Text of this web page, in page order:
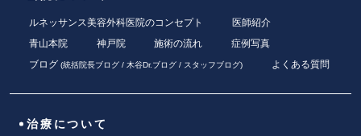
ルネッサンス美容外科医院のコンセプト
医師紹介
青山本院
神戸院 施術の流れ
症例写真
ブログ (統括院長ブログ/ 木谷Dr.ブログ/ スタッフブログ) よくある質問
治療について